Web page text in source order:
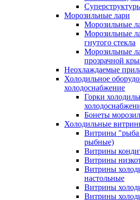
Морозильные лари
Морозильные
Морозильные
гнутого стекла
Морозильные
прозрачной
Неохлаждаемые
Холодильное
холодоснабжение
Горки
Бонеты
Холодильные
Витрины "рыба
рыбные)
Витрины
Витрины
Витрины
настольные
Витрины
Витрины